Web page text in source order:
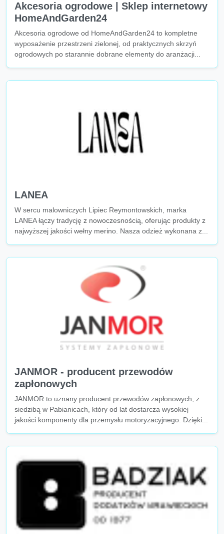
Akcesoria ogrodowe | Sklep internetowy
HomeAndGarden24
Akcesoria ogrodowe od HomeAndGarden24 to kompletne
wyposażenie przestrzeni zielonej, od praktycznych skrzyń
ogrodowych po starannie dobrane elementy do aranżacji...
LANEA
W sercu malowniczych Lipiec Reymontowskich, marka
LANEA łączy tradycję z nowoczesnością, oferując produkty z
najwyższej jakości wełny merino. Nasza odzież wykonana z...
JANMOR - producent przewodów
zapłonowych
JANMOR to uznany producent przewodów zapłonowych, z
siedzibą w Pabianicach, który od lat dostarcza wysokiej
jakości komponenty dla przemysłu motoryzacyjnego. Dzięki...